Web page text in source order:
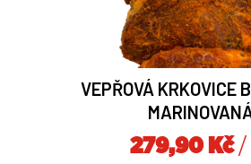
VEPŘOVÁ KRKOVICE
279,90 Kč/